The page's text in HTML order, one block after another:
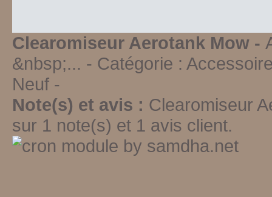
Clearomiseur Aerotank Mow -
&nbsp;... - Catégorie :
Neuf -
Note(s) et avis : Clearomiseur
sur 1 note(s) et 1 avis client.